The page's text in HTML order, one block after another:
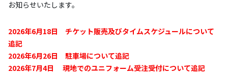
お知らせいたします。
2026年6月18日 チケット販売及びタイムスケジュールについて
追記
2026年6月26日 駐車場について追記
2026年7月4日 現地でのユニフォーム受注受付について追記